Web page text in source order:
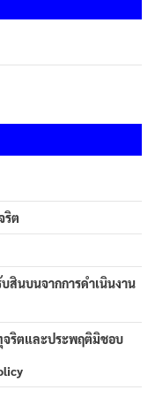
ริต
สินบนจากการดำเนินงาน
จริตและประพฤติมิชอบ